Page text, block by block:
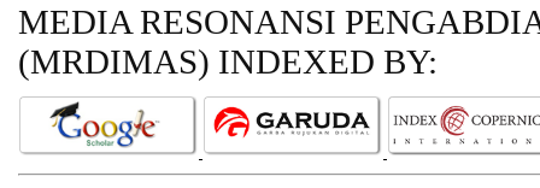
MEDIA RESONANSI
(MRDIMAS) INDEXED BY: